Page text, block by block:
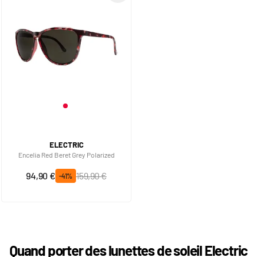
ELECTRIC
Encelia Red Beret Grey Polarized
Prix spécial
94,90 € -41%
Prix normal
159,90 €
Quand porter des lunettes de soleil Electric